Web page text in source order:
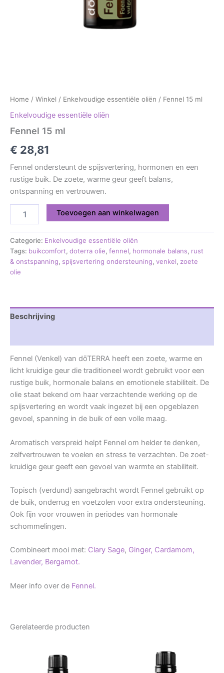
Home / Winkel / Enkelvoudige essentiële oliën / Fennel 15 ml
Enkelvoudige essentiële oliën
Fennel 15 ml
€ 28,81
Fennel ondersteunt de spijsvertering, hormonen en een
rustige buik. De zoete, warme geur geeft balans,
ontspanning en vertrouwen.
Toevoegen aan winkelwagen
Categorie: Enkelvoudige essentiële oliën
Tags: buikcomfort, doterra olie, fennel, hormonale balans, rust
& onstspanning, spijsvertering ondersteuning, venkel, zoete
olie
Beschrijving
Fennel (Venkel) van dōTERRA heeft een zoete, warme en
licht kruidige geur die traditioneel wordt gebruikt voor een
rustige buik, hormonale balans en emotionele stabiliteit. De
olie staat bekend om haar verzachtende werking op de
spijsvertering en wordt vaak ingezet bij een opgeblazen
gevoel, spanning in de buik of een volle maag.
Aromatisch verspreid helpt Fennel om helder te denken,
zelfvertrouwen te voelen en stress te verzachten. De zoet-
kruidige geur geeft een gevoel van warmte en stabiliteit.
Topisch (verdund) aangebracht wordt Fennel gebruikt op
de buik, onderrug en voetzolen voor extra ondersteuning.
Ook fijn voor vrouwen in periodes van hormonale
schommelingen.
Combineert mooi met: Clary Sage, Ginger, Cardamom,
Lavender, Bergamot.
Meer info over de Fennel.
Gerelateerde producten